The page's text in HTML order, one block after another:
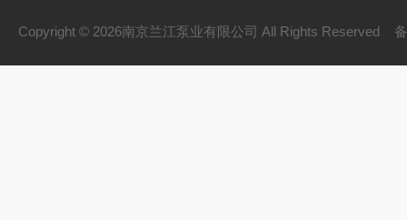
Copyright © 2026南京兰江泵业有限公司 All Rights Reserved